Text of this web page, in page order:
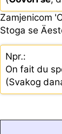
Zamjenicom
Stoga se
Npr.:
On fait du
(Svakog